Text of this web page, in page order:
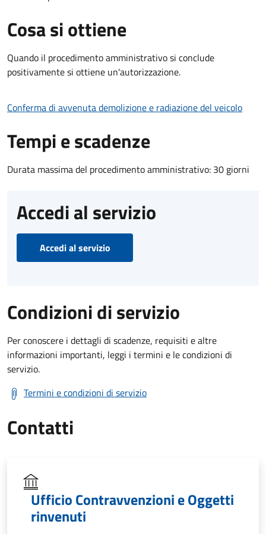
Cosa si ottiene
Quando il procedimento amministrativo si conclude
positivamente si ottiene un'autorizzazione.
Conferma di avvenuta demolizione e radiazione del veicolo
Tempi e scadenze
Durata massima del procedimento amministrativo: 30 giorni
Accedi al servizio
Accedi al servizio
Condizioni di servizio
Per conoscere i dettagli di scadenze, requisiti e altre
informazioni importanti, leggi i termini e le condizioni di
servizio.
Termini e condizioni di servizio
Contatti
Ufficio Contravvenzioni e Oggetti
rinvenuti